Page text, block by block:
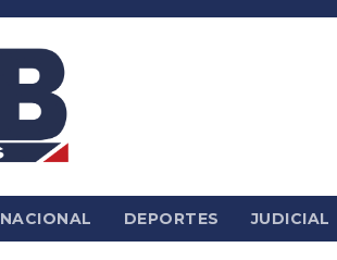
NACIONAL DEPORTES JUDICIAL